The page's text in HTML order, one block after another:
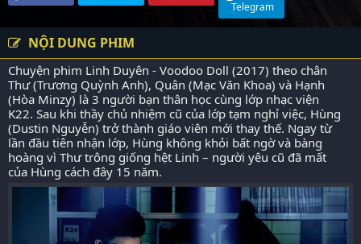
Telegram
NỘI DUNG PHIM
Chuyện phim Linh Duyên - Voodoo Doll (2017) theo chân
Thư (Trương Quỳnh Anh), Quân (Mạc Văn Khoa) và Hạnh
(Hòa Minzy) là 3 người bạn thân học cùng lớp nhạc viện
K22. Sau khi thầy chủ nhiệm cũ của lớp tạm nghỉ việc, Hùng
(Dustin Nguyễn) trở thành giáo viên mới thay thế. Ngay từ
lần đầu tiên nhận lớp, Hùng không khỏi bất ngờ và bàng
hoàng vì Thư trông giống hệt Linh – người yêu cũ đã mất
của Hùng cách đây 15 năm.